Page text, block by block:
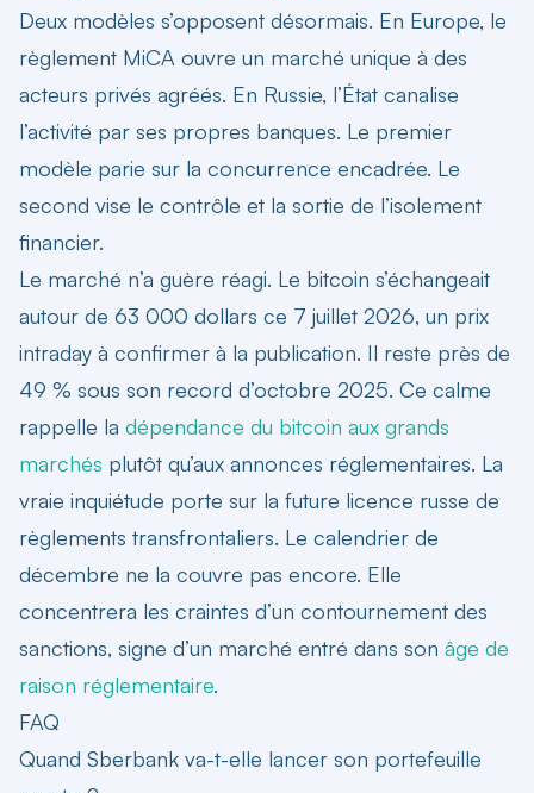
Deux modèles s’opposent désormais. En Europe, le
règlement MiCA ouvre un marché unique à des
acteurs privés agréés. En Russie, l’État canalise
l’activité par ses propres banques. Le premier
modèle parie sur la concurrence encadrée. Le
second vise le contrôle et la sortie de l’isolement
financier.
Le marché n’a guère réagi. Le bitcoin s’échangeait
autour de 63 000 dollars ce 7 juillet 2026, un prix
intraday à confirmer à la publication. Il reste près de
49 % sous son record d’octobre 2025. Ce calme
rappelle la dépendance du bitcoin aux grands
marchés plutôt qu’aux annonces réglementaires. La
vraie inquiétude porte sur la future licence russe de
règlements transfrontaliers. Le calendrier de
décembre ne la couvre pas encore. Elle
concentrera les craintes d’un contournement des
sanctions, signe d’un marché entré dans son âge de
raison réglementaire.
FAQ
Quand Sberbank va-t-elle lancer son portefeuille